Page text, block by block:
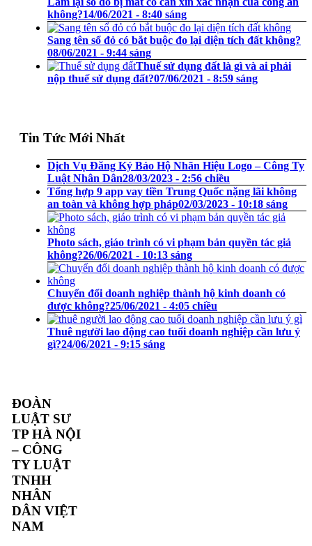
không?14/06/2021 - 8:40 sáng
Sang tên sổ đỏ có bắt buộc đo lại diện tích đất không?
08/06/2021 - 9:44 sáng
Thuế sử dụng đất là gì và ai phải
nộp thuế sử dụng đất?07/06/2021 - 8:59 sáng
Tin Tức Mới Nhất
Dịch Vụ Đăng Ký Bảo Hộ Nhãn Hiệu Logo – Công Ty
Luật Nhân Dân28/03/2023 - 2:56 chiều
Tổng hợp 9 app vay tiền Trung Quốc nặng lãi không
an toàn và không hợp pháp02/03/2023 - 10:18 sáng
Photo sách, giáo trình có vi phạm bản quyền tác giả
không?26/06/2021 - 10:13 sáng
Chuyển đổi doanh nghiệp thành hộ kinh doanh có
được không?25/06/2021 - 4:05 chiều
Thuê người lao động cao tuổi doanh nghiệp cần lưu ý
gì?24/06/2021 - 9:15 sáng
ĐOÀN
LUẬT SƯ
TP HÀ NỘI
– CÔNG
TY LUẬT
TNHH
NHÂN
DÂN VIỆT
NAM